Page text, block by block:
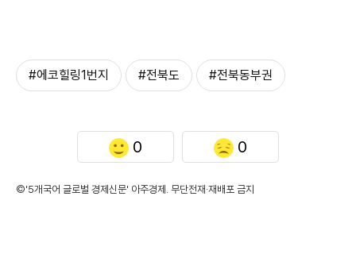
#에코힐링1번지 #전북도 #전북동부권
0 0
©'5개국어 글로벌 경제신문' 아주경제. 무단전재·재배포 금지